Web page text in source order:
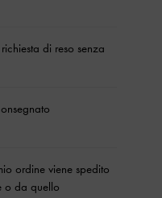
di reso senza
ordine viene spedito
o da quello